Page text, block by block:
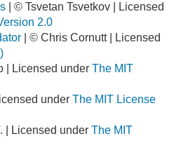
| © Tsvetan Tsvetkov | Licensed
2.0
| © Chris Cornutt | Licensed
| Licensed under The MIT
under The MIT License
| Licensed under The MIT